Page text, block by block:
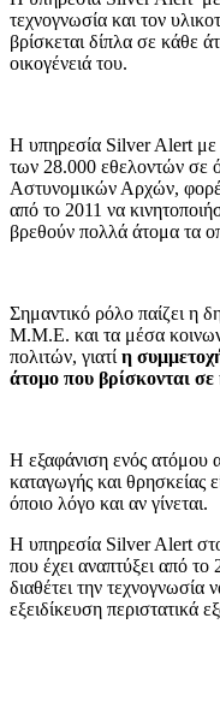
τεχνογνωσία και τον
βρίσκεται δίπλα σε κάθε
οικογένειά του.
Η υπηρεσία Silver Alert με
των 28.000 εθελοντών σε
Αστυνομικών Αρχών,
από το 2011 να
βρεθούν πολλά άτομα τα
Σημαντικό ρόλο παίζει η
Μ.Μ.Ε. και τα μέσα
πολιτών, γιατί η
άτομο που βρίσκονται σε
Η εξαφάνιση ενός ατόμου
καταγωγής και θρησκείας
όποιο λόγο και αν γίνεται.
Η υπηρεσία Silver Alert
που έχει αναπτύξει από το
διαθέτει την τεχνογνωσία
εξειδίκευση περιστατικά